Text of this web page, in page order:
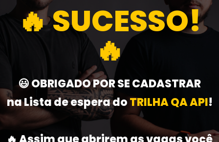
🔥 SUCESSO!
🔥
😃 OBRIGADO POR SE CADASTRAR
na Lista de espera doTRILHA QA API!